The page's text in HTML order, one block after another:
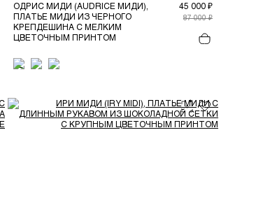
ОДРИС МИДИ (AUDRICE МИДИ),
ПЛАТЬЕ МИДИ ИЗ ЧЕРНОГО
КРЕПДЕШИНА С МЕЛКИМ
ЦВЕТОЧНЫМ ПРИНТОМ
45 000 ₽
87 000 ₽